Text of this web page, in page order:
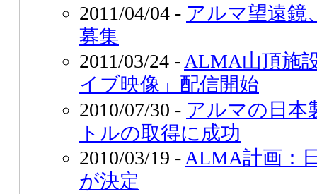
2011/04/04 - アルマ望遠鏡
募集
2011/03/24 -ALMA山頂施
イブ映像」配信開始
2010/07/30 - アルマの日本
トルの取得に成功
2010/03/19 -ALMA計画：
が決定